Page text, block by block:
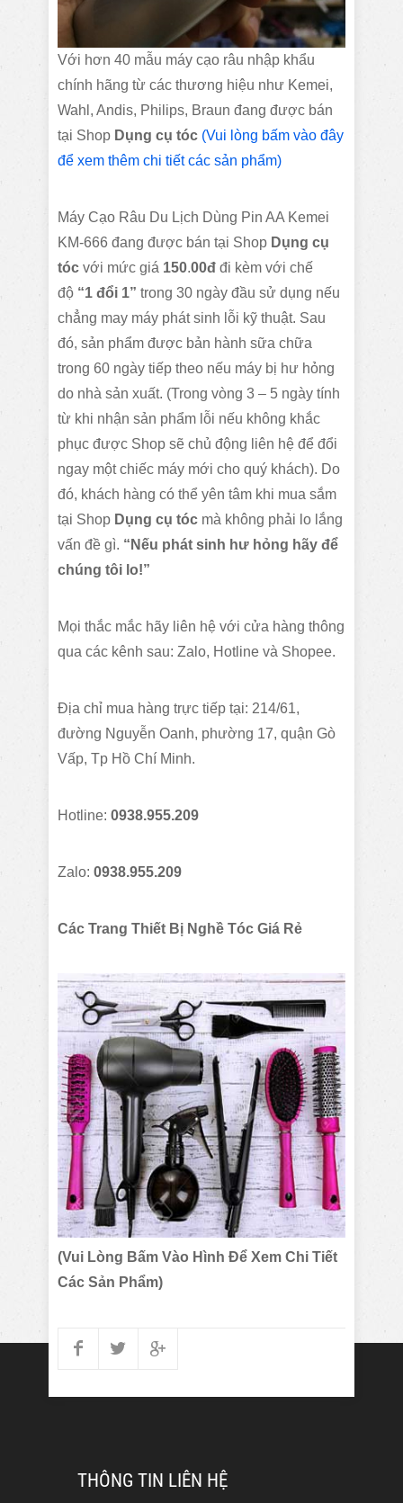
Với hơn 40 mẫu máy cạo râu nhập khẩu
chính hãng từ các thương hiệu như Kemei,
Wahl, Andis, Philips, Braun đang được bán
tại Shop Dụng cụ tóc (Vui lòng bấm vào đây
để xem thêm chi tiết các sản phẩm)
Máy Cạo Râu Du Lịch Dùng Pin AA Kemei
KM-666 đang được bán tại Shop Dụng cụ
tóc với mức giá 150.00đ đi kèm với chế
độ “1 đổi 1” trong 30 ngày đầu sử dụng nếu
chẳng may máy phát sinh lỗi kỹ thuật. Sau
đó, sản phẩm được bản hành sữa chữa
trong 60 ngày tiếp theo nếu máy bị hư hỏng
do nhà sản xuất. (Trong vòng 3 – 5 ngày tính
từ khi nhận sản phẩm lỗi nếu không khắc
phục được Shop sẽ chủ động liên hệ để đổi
ngay một chiếc máy mới cho quý khách). Do
đó, khách hàng có thể yên tâm khi mua sắm
tại Shop Dụng cụ tóc mà không phải lo lắng
vấn đề gì. “Nếu phát sinh hư hỏng hãy để
chúng tôi lo!”
Mọi thắc mắc hãy liên hệ với cửa hàng thông
qua các kênh sau: Zalo, Hotline và Shopee.
Địa chỉ mua hàng trực tiếp tại: 214/61,
đường Nguyễn Oanh, phường 17, quận Gò
Vấp, Tp Hồ Chí Minh.
Hotline: 0938.955.209
Zalo: 0938.955.209
Các Trang Thiết Bị Nghề Tóc Giá Rẻ
(Vui Lòng Bấm Vào Hình Để Xem Chi Tiết
Các Sản Phẩm)
THÔNG TIN LIÊN HỆ